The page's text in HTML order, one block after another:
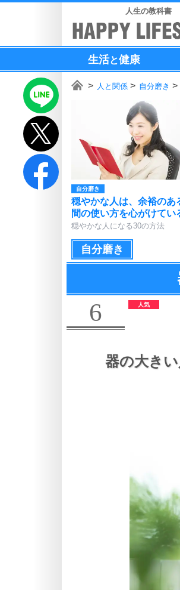
人生の教科書
生活と健康
人と関係 自分磨き
自分磨き
穏やかな人は、余裕のあ
間の使い方を心がけてい
穏やかな人になる30の方法
自分磨き
6
器の大きい